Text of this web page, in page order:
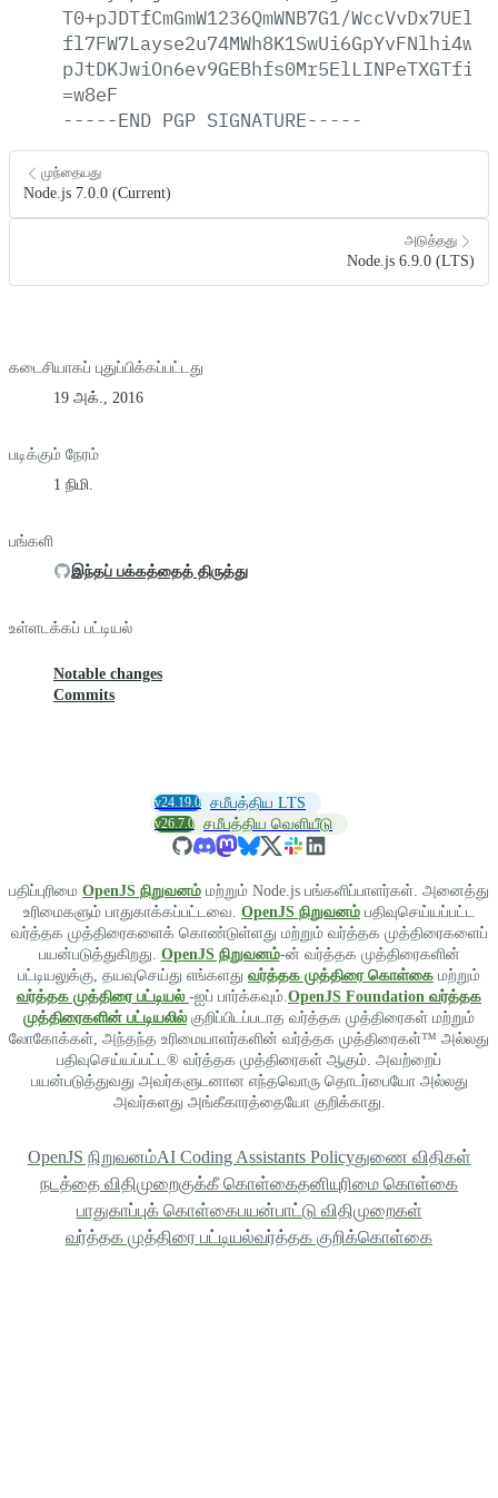
T0+pJDTfCmGmW1236QmWNB7G1/
=w8eF
-----END PGP SIGNATURE-----
முந்தையது
Node.js 7.0.0 (Current)
அடுத்தது
Node.js 6.9.0 (LTS)
கடைசியாகப் புதுப்பிக்கப்பட்டது
19 அக்., 2016
படிக்கும் நேரம்
1 நிமி.
பங்களி
இந்தப் பக்கத்தைத் திருத்து
உள்ளடக்கப் பட்டியல்
Notable changes
Commits
v24.19.0 சமீபத்திய LTS
v26.7.0 சமீபத்திய வெளியீடு
பதிப்புரிமை OpenJS நிறுவனம் மற்றும் Node.js பங்களிப்பாளர்கள். அனைத்து
உரிமைகளும் பாதுகாக்கப்பட்டவை. OpenJS நிறுவனம் பதிவுசெய்யப்பட்ட
வர்த்தக முத்திரைகளைக் கொண்டுள்ளது மற்றும் வர்த்தக முத்திரைகளைப்
பயன்படுத்துகிறது. OpenJS நிறுவனம்-ன் வர்த்தக முத்திரைகளின்
பட்டியலுக்கு, தயவுசெய்து எங்களது வர்த்தக முத்திரை கொள்கை மற்றும்
வர்த்தக முத்திரை பட்டியல் -ஐப் பார்க்கவும். OpenJS Foundation வர்த்தக
முத்திரைகளின் பட்டியலில் குறிப்பிடப்படாத வர்த்தக முத்திரைகள் மற்றும்
லோகோக்கள், அந்தந்த உரிமையாளர்களின் வர்த்தக முத்திரைகள்™ அல்லது
பதிவுசெய்யப்பட்ட® வர்த்தக முத்திரைகள் ஆகும். அவற்றைப்
பயன்படுத்துவது அவர்களுடனான எந்தவொரு தொடர்பையோ அல்லது
அவர்களது அங்கீகாரத்தையோ குறிக்காது.
OpenJS நிறுவனம்AI Coding Assistants Policyதுணை விதிகள்
நடத்தை விதிமுறைகுக்கீ கொள்கைதனியுரிமை கொள்கை
பாதுகாப்புக் கொள்கைபயன்பாட்டு விதிமுறைகள்
வர்த்தக முத்திரை பட்டியல்வர்த்தக குறிக்கொள்கை